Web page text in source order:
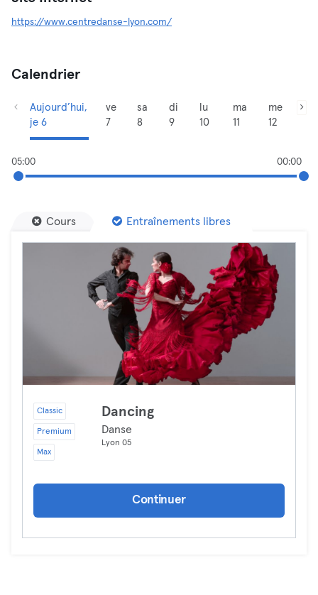
https://www.centredanse-lyon.com/
Calendrier
Aujourd’hui,
je 6
ve
7
sa
8
di
9
lu
10
ma
11
me
12
05:00 00:00
Cours Entraînements libres
Classic
Premium
Max
Dancing
Danse
Lyon 05
Continuer